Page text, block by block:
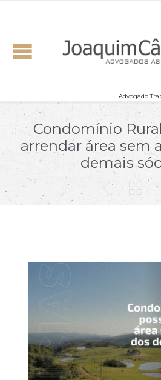
Advogado
Condomínio
arrendar área sem
demais
